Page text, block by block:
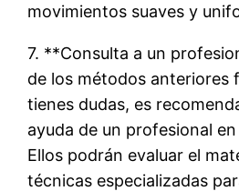
movimientos suaves y
7. **Consulta a un
de los métodos anteriores
tienes dudas, es
ayuda de un profesional
Ellos podrán evaluar el
técnicas especializadas